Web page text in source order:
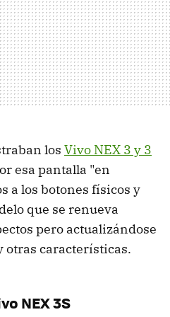
los Vivo NEX 3 y 3
esa pantalla "en
a los botones físicos y
que se renueva
pero actualizándose
otras características.
NEX 3S